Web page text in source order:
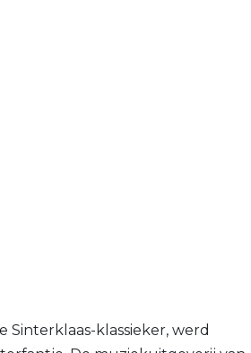
Sinterklaas-klassieker, werd